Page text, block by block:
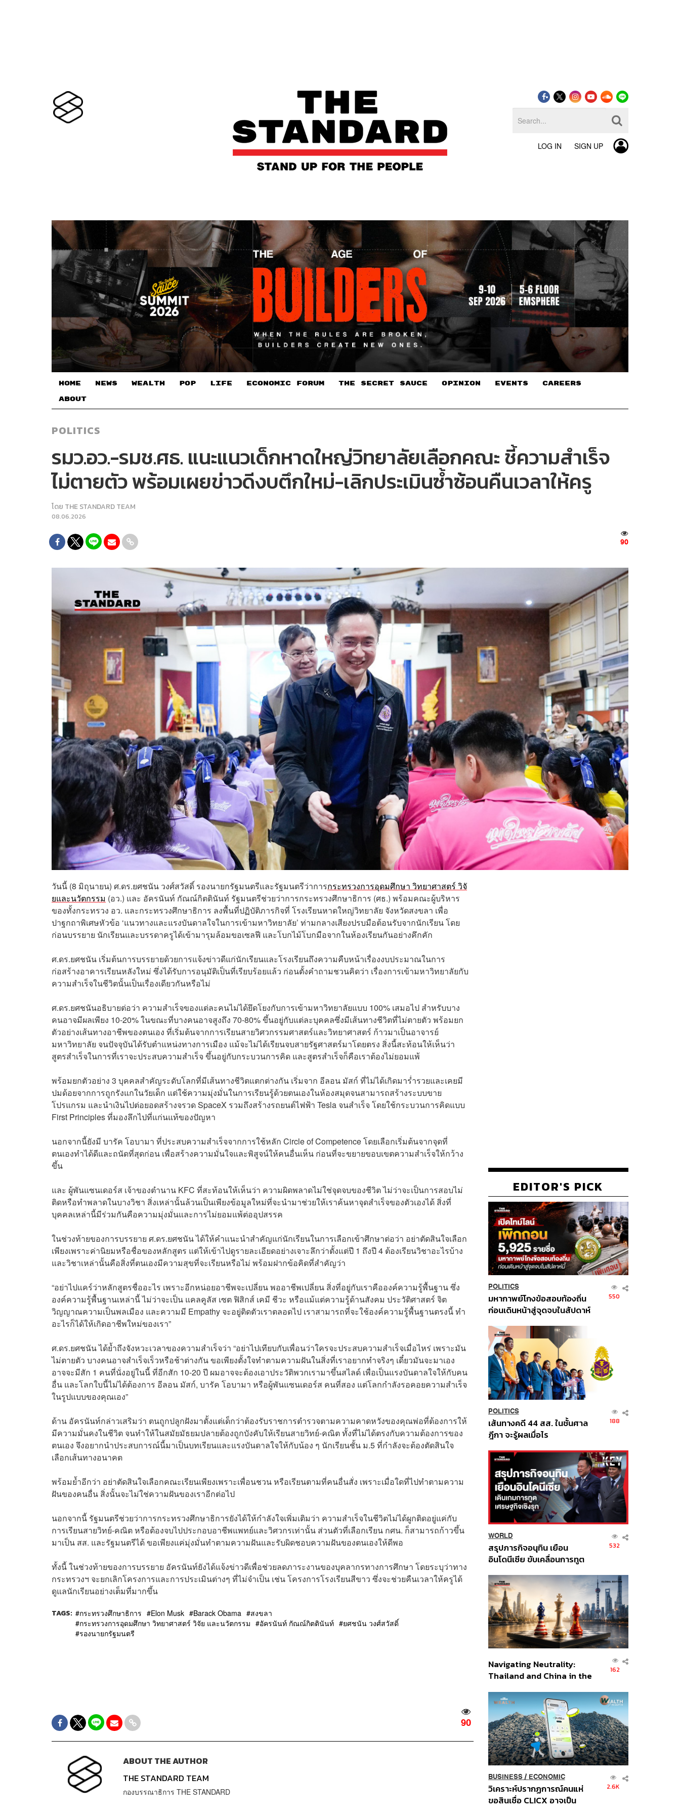
LOG IN SIGN UP
HOME NEWS WEALTH POP LIFE ECONOMIC FORUM THE SECRET SAUCE​ OPINION EVENTS CAREERS
ABOUT
POLITICS
รมว.อว.-รมช.ศธ. แนะแนวเด็กหาดใหญ่วิทยาลัยเลือกคณะ ชี้ความสำเร็จ
ไม่ตายตัว พร้อมเผยข่าวดีงบตึกใหม่-เลิกประเมินซ้ำซ้อนคืนเวลาให้ครู
โดย THE STANDARD TEAM
08.06.2026
90
วันนี้ (8 มิถุนายน) ศ.ดร.ยศชนัน วงศ์สวัสดิ์ รองนายกรัฐมนตรีและรัฐมนตรีว่าการกระทรวงการอุดมศึกษา วิทยาศาสตร์ วิจั
ยและนวัตกรรม (อว.) และ อัครนันท์ กัณณ์กิตตินันท์ รัฐมนตรีช่วยว่าการกระทรวงศึกษาธิการ (ศธ.) พร้อมคณะผู้บริหาร
ของทั้งกระทรวง อว. และกระทรวงศึกษาธิการ ลงพื้นที่ปฏิบัติภารกิจที่ โรงเรียนหาดใหญ่วิทยาลัย จังหวัดสงขลา เพื่อ
ปาฐกถาพิเศษหัวข้อ ‘แนวทางและแรงบันดาลใจในการเข้ามหาวิทยาลัย’ ท่ามกลางเสียงปรบมือต้อนรับจากนักเรียน โดย
ก่อนบรรยาย นักเรียนและบรรดาครูได้เข้ามารุมล้อมขอเซลฟี และโบกไม้โบกมือจากในห้องเรียนกันอย่างคึกคัก
ศ.ดร.ยศชนัน เริ่มต้นการบรรยายด้วยการแจ้งข่าวดีแก่นักเรียนและโรงเรียนถึงความคืบหน้าเรื่องงบประมาณในการ
ก่อสร้างอาคารเรียนหลังใหม่ ซึ่งได้รับการอนุมัติเป็นที่เรียบร้อยแล้ว ก่อนตั้งคำถามชวนคิดว่า เรื่องการเข้ามหาวิทยาลัยกับ
ความสำเร็จในชีวิตนั้นเป็นเรื่องเดียวกันหรือไม่
ศ.ดร.ยศชนันอธิบายต่อว่า ความสำเร็จของแต่ละคนไม่ได้ยึดโยงกับการเข้ามหาวิทยาลัยแบบ 100% เสมอไป สำหรับบาง
คนอาจมีผลเพียง 10-20% ในขณะที่บางคนอาจสูงถึง 70-80% ขึ้นอยู่กับแต่ละบุคคลซึ่งมีเส้นทางชีวิตที่ไม่ตายตัว พร้อมยก
ตัวอย่างเส้นทางอาชีพของตนเอง ที่เริ่มต้นจากการเรียนสายวิศวกรรมศาสตร์และวิทยาศาสตร์ ก้าวมาเป็นอาจารย์
มหาวิทยาลัย จนปัจจุบันได้รับตำแหน่งทางการเมือง แม้จะไม่ได้เรียนจบสายรัฐศาสตร์มาโดยตรง สิ่งนี้สะท้อนให้เห็นว่า
สูตรสำเร็จในการที่เราจะประสบความสำเร็จ ขึ้นอยู่กับกระบวนการคิด และสูตรสำเร็จก็คือเราต้องไม่ยอมแพ้
พร้อมยกตัวอย่าง 3 บุคคลสำคัญระดับโลกที่มีเส้นทางชีวิตแตกต่างกัน เริ่มจาก อีลอน มัสก์ ที่ไม่ได้เกิดมาร่ำรวยและเคยมี
ปมด้อยจากการถูกรังแกในวัยเด็ก แต่ใช้ความมุ่งมั่นในการเรียนรู้ด้วยตนเองในห้องสมุดจนสามารถสร้างระบบขาย
โปรแกรม และนำเงินไปต่อยอดสร้างจรวด SpaceX รวมถึงสร้างรถยนต์ไฟฟ้า Tesla จนสำเร็จ โดยใช้กระบวนการคิดแบบ
First Principles ที่มองลึกไปที่แก่นแท้ของปัญหา
นอกจากนี้ยังมี บารัค โอบามา ที่ประสบความสำเร็จจากการใช้หลัก Circle of Competence โดยเลือกเริ่มต้นจากจุดที่
ตนเองทำได้ดีและถนัดที่สุดก่อน เพื่อสร้างความมั่นใจและพิสูจน์ให้คนอื่นเห็น ก่อนที่จะขยายขอบเขตความสำเร็จให้กว้าง
ขึ้น
และ ผู้พันแซนเดอร์ส เจ้าของตำนาน KFC ที่สะท้อนให้เห็นว่า ความผิดพลาดไม่ใช่จุดจบของชีวิต ไม่ว่าจะเป็นการสอบไม่
ติดหรือทำพลาดในบางวิชา สิ่งเหล่านั้นล้วนเป็นเพียงข้อมูลใหม่ที่จะนำมาช่วยให้เราค้นหาจุดสำเร็จของตัวเองได้ สิ่งที่
บุคคลเหล่านี้มีร่วมกันคือความมุ่งมั่นและการไม่ยอมแพ้ต่ออุปสรรค
ในช่วงท้ายของการบรรยาย ศ.ดร.ยศชนัน ได้ให้คำแนะนำสำคัญแก่นักเรียนในการเลือกเข้าศึกษาต่อว่า อย่าตัดสินใจเลือก
เพียงเพราะค่านิยมหรือชื่อของหลักสูตร แต่ให้เข้าไปดูรายละเอียดอย่างเจาะลึกว่าตั้งแต่ปี 1 ถึงปี 4 ต้องเรียนวิชาอะไรบ้าง
และวิชาเหล่านั้นคือสิ่งที่ตนเองมีความสุขที่จะเรียนหรือไม่ พร้อมฝากข้อคิดที่สำคัญว่า
“อย่าไปแคร์ว่าหลักสูตรชื่ออะไร เพราะอีกหน่อยอาชีพจะเปลี่ยน พออาชีพเปลี่ยน สิ่งที่อยู่กับเราคือองค์ความรู้พื้นฐาน ซึ่ง
องค์ความรู้พื้นฐานเหล่านี้ ไม่ว่าจะเป็น แคลคูลัส เซต ฟิสิกส์ เคมี ชีวะ หรือแม้แต่ความรู้ด้านสังคม ประวัติศาสตร์ จิต
วิญญาณความเป็นพลเมือง และความมี Empathy จะอยู่ติดตัวเราตลอดไป เราสามารถที่จะใช้องค์ความรู้พื้นฐานตรงนี้ ทำ
อะไรก็ได้ให้เกิดอาชีพใหม่ของเรา”
ศ.ดร.ยศชนัน ได้ย้ำถึงจังหวะเวลาของความสำเร็จว่า “อย่าไปเทียบกับเพื่อนว่าใครจะประสบความสำเร็จเมื่อไหร่ เพราะมัน
ไม่ตายตัว บางคนอาจสำเร็จเร็วหรือช้าต่างกัน ขอเพียงตั้งใจทำตามความฝันในสิ่งที่เราอยากทำจริงๆ เดี๋ยวมันจะมาเอง
อาจจะมีสัก 1 คนที่นั่งอยู่ในนี้ ที่อีกสัก 10-20 ปี ผมอาจจะต้องเอาประวัติพวกเรามาขึ้นสไลด์ เพื่อเป็นแรงบันดาลใจให้กับคน
อื่น และโลกใบนี้ไม่ได้ต้องการ อีลอน มัสก์, บารัค โอบามา หรือผู้พันแซนเดอร์ส คนที่สอง แต่โลกกำลังรอคอยความสำเร็จ
ในรูปแบบของคุณเอง”
ด้าน อัครนันท์กล่าวเสริมว่า ตนถูกปลูกฝังมาตั้งแต่เด็กว่าต้องรับราชการตำรวจตามความคาดหวังของคุณพ่อที่ต้องการให้
มีความมั่นคงในชีวิต จนทำให้ในสมัยมัธยมปลายต้องถูกบังคับให้เรียนสายวิทย์-คณิต ทั้งที่ไม่ได้ตรงกับความต้องการของ
ตนเอง จึงอยากนำประสบการณ์นี้มาเป็นบทเรียนและแรงบันดาลใจให้กับน้อง ๆ นักเรียนชั้น ม.5 ที่กำลังจะต้องตัดสินใจ
เลือกเส้นทางอนาคต
พร้อมย้ำอีกว่า อย่าตัดสินใจเลือกคณะเรียนเพียงเพราะเพื่อนชวน หรือเรียนตามที่คนอื่นสั่ง เพราะเมื่อใดที่ไปทำตามความ
ฝันของคนอื่น สิ่งนั้นจะไม่ใช่ความฝันของเราอีกต่อไป
นอกจากนี้ รัฐมนตรีช่วยว่าการกระทรวงศึกษาธิการยังได้ให้กำลังใจเพิ่มเติมว่า ความสำเร็จในชีวิตไม่ได้ผูกติดอยู่แค่กับ
การเรียนสายวิทย์-คณิต หรือต้องจบไปประกอบอาชีพแพทย์และวิศวกรเท่านั้น ส่วนตัวที่เลือกเรียน กศน. ก็สามารถก้าวขึ้น
มาเป็น สส. และรัฐมนตรีได้ ขอเพียงแค่มุ่งมั่นทำตามความฝันและรับผิดชอบความฝันของตนเองให้ดีพอ
ทั้งนี้ ในช่วงท้ายของการบรรยาย อัครนันท์ยังได้แจ้งข่าวดีเพื่อช่วยลดภาระงานของบุคลากรทางการศึกษา โดยระบุว่าทาง
กระทรวงฯ จะยกเลิกโครงการและการประเมินต่างๆ ที่ไม่จำเป็น เช่น โครงการโรงเรียนสีขาว ซึ่งจะช่วยคืนเวลาให้ครูได้
ดูแลนักเรียนอย่างเต็มที่มากขึ้น
TAGS: กระทรวงศึกษาธิการ Elon Musk Barack Obama
สงขลา
กระทรวงการอุดมศึกษา วิทยาศาสตร์ วิจัย และนวัตกรรม
อัครนันท์ กัณณ์กิตตินันท์
ยศชนัน วงศ์สวัสดิ์
รองนายกรัฐมนตรี
90
ABOUT THE AUTHOR
THE STANDARD TEAM
กองบรรณาธิการ THE STANDARD
EDITOR'S PICK
POLITICS
มหากาพย์โกงข้อสอบท้องถิ่น
ก่อนเดินหน้าสู่จุดจบในสัปดาห์
550
POLITICS
เส้นทางคดี 44 สส. ในชั้นศาล
ฎีกา จะรู้ผลเมื่อไร
188
WORLD
สรุปภารกิจอนุทิน เยือน
อินโดนีเซีย ขับเคลื่อนการทูต
ส่วนยุทธศาสตร์ไทย –
อินโดนีเซีย
532
Navigating Neutrality:
Thailand and China in the
Order
162
BUSINESS/ ECONOMIC
วิเคราะห์ปรากฏการณ์คนแห่
ขอสินเชื่อ CLICX อาจเป็น
2.6K